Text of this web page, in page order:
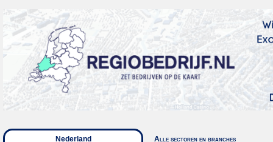
Nederland
Alle sectoren en branches